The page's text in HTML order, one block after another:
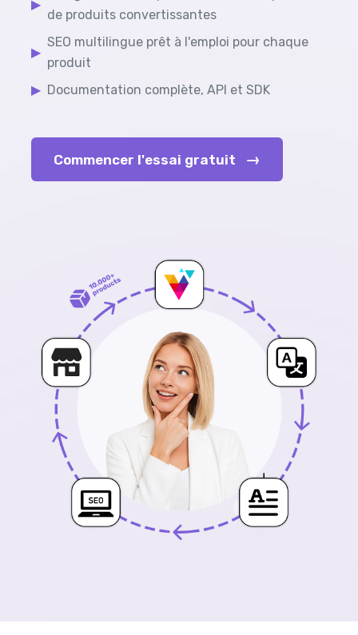
▶
de produits convertissantes
▶
SEO multilingue prêt à l'emploi pour chaque
produit
▶ Documentation complète, API et SDK
Commencer l'essai gratuit →